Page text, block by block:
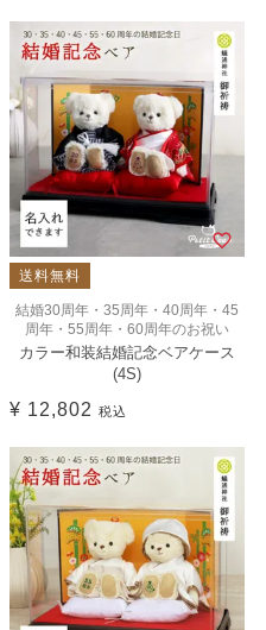
送料無料
結婚30周年・35周年・40周年・45
周年・55周年・60周年のお祝い
カラー和装結婚記念ベアケース
(4S)
¥ 12,802 税込